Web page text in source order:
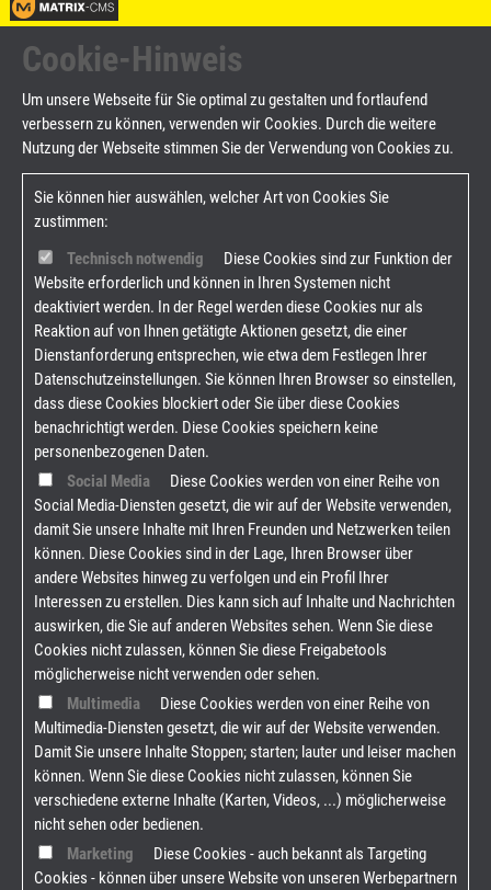
Cookie-Hinweis
Um unsere Webseite für Sie optimal zu gestalten und fortlaufend
verbessern zu können, verwenden wir Cookies. Durch die weitere
Nutzung der Webseite stimmen Sie der Verwendung von Cookies zu.
Sie können hier auswählen, welcher Art von Cookies Sie
zustimmen:
Technisch notwendig
Diese Cookies sind zur Funktion der
Website erforderlich und können in Ihren Systemen nicht
deaktiviert werden. In der Regel werden diese Cookies nur als
Reaktion auf von Ihnen getätigte Aktionen gesetzt, die einer
Dienstanforderung entsprechen, wie etwa dem Festlegen Ihrer
Datenschutzeinstellungen. Sie können Ihren Browser so einstellen,
dass diese Cookies blockiert oder Sie über diese Cookies
benachrichtigt werden. Diese Cookies speichern keine
personenbezogenen Daten.
Social Media
Diese Cookies werden von einer Reihe von
Social Media-Diensten gesetzt, die wir auf der Website verwenden,
damit Sie unsere Inhalte mit Ihren Freunden und Netzwerken teilen
können. Diese Cookies sind in der Lage, Ihren Browser über
andere Websites hinweg zu verfolgen und ein Profil Ihrer
Interessen zu erstellen. Dies kann sich auf Inhalte und Nachrichten
auswirken, die Sie auf anderen Websites sehen. Wenn Sie diese
Cookies nicht zulassen, können Sie diese Freigabetools
möglicherweise nicht verwenden oder sehen.
Multimedia
Diese Cookies werden von einer Reihe von
Multimedia-Diensten gesetzt, die wir auf der Website verwenden.
Damit Sie unsere Inhalte Stoppen; starten; lauter und leiser machen
können. Wenn Sie diese Cookies nicht zulassen, können Sie
verschiedene externe Inhalte (Karten, Videos, ...) möglicherweise
nicht sehen oder bedienen.
Marketing
Diese Cookies - auch bekannt als Targeting
Cookies - können über unsere Website von unseren Werbepartnern